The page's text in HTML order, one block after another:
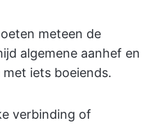
meteen de
algemene aanhef en
iets boeiends.
verbinding of